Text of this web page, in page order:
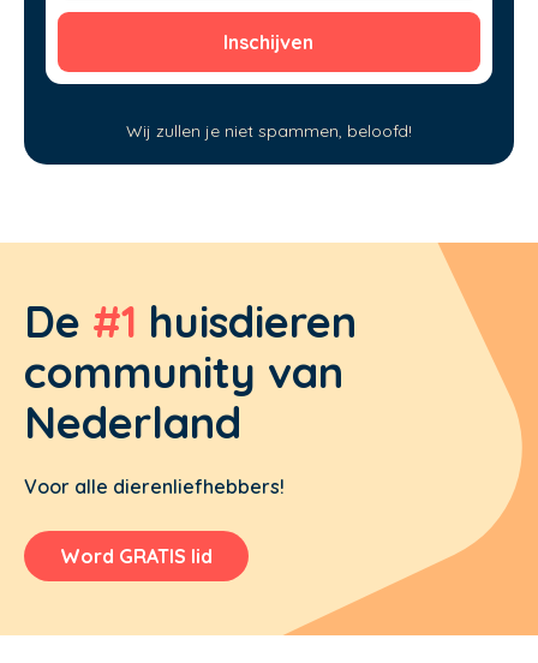
Wij zullen je niet spammen, beloofd!
De #1 huisdieren
community van
Nederland
Voor alle dierenliefhebbers!
Word GRATIS lid